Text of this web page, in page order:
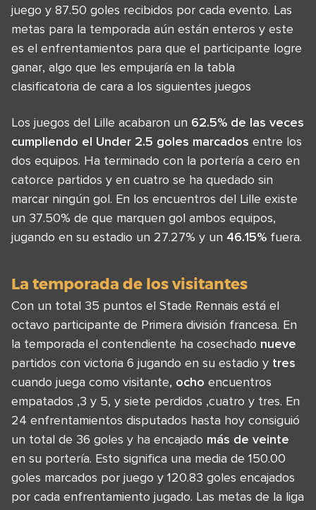
juego y 87.50 goles recibidos por cada evento. Las
metas para la temporada aún están enteros y este
es el enfrentamientos para que el participante logre
ganar, algo que les empujaría en la tabla
clasificatoria de cara a los siguientes juegos
Los juegos del Lille acabaron un 62.5% de las veces
cumpliendo el Under 2.5 goles marcados entre los
dos equipos. Ha terminado con la portería a cero en
catorce partidos y en cuatro se ha quedado sin
marcar ningún gol. En los encuentros del Lille existe
un 37.50% de que marquen gol ambos equipos,
jugando en su estadio un 27.27% y un 46.15% fuera.
La temporada de los visitantes
Con un total 35 puntos el Stade Rennais está el
octavo participante de Primera división francesa. En
la temporada el contendiente ha cosechado nueve
partidos con victoria 6 jugando en su estadio y tres
cuando juega como visitante, ocho encuentros
empatados ,3 y 5, y siete perdidos ,cuatro y tres. En
24 enfrentamientos disputados hasta hoy consiguió
un total de 36 goles y ha encajado más de veinte
en su portería. Esto significa una media de 150.00
goles marcados por juego y 120.83 goles encajados
por cada enfrentamiento jugado. Las metas de la liga